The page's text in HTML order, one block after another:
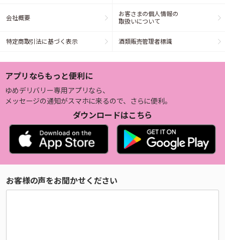
会社概要
お客さまの個人情報の
取扱いについて
特定商取引法に基づく表示 酒類販売管理者標識
アプリならもっと便利に
ゆめデリバリー専用アプリなら、
メッセージの通知がスマホに来るので、さらに便利。
ダウンロードはこちら
お客様の声をお聞かせください